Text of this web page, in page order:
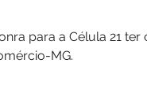
para a Célula 21 ter
MG.